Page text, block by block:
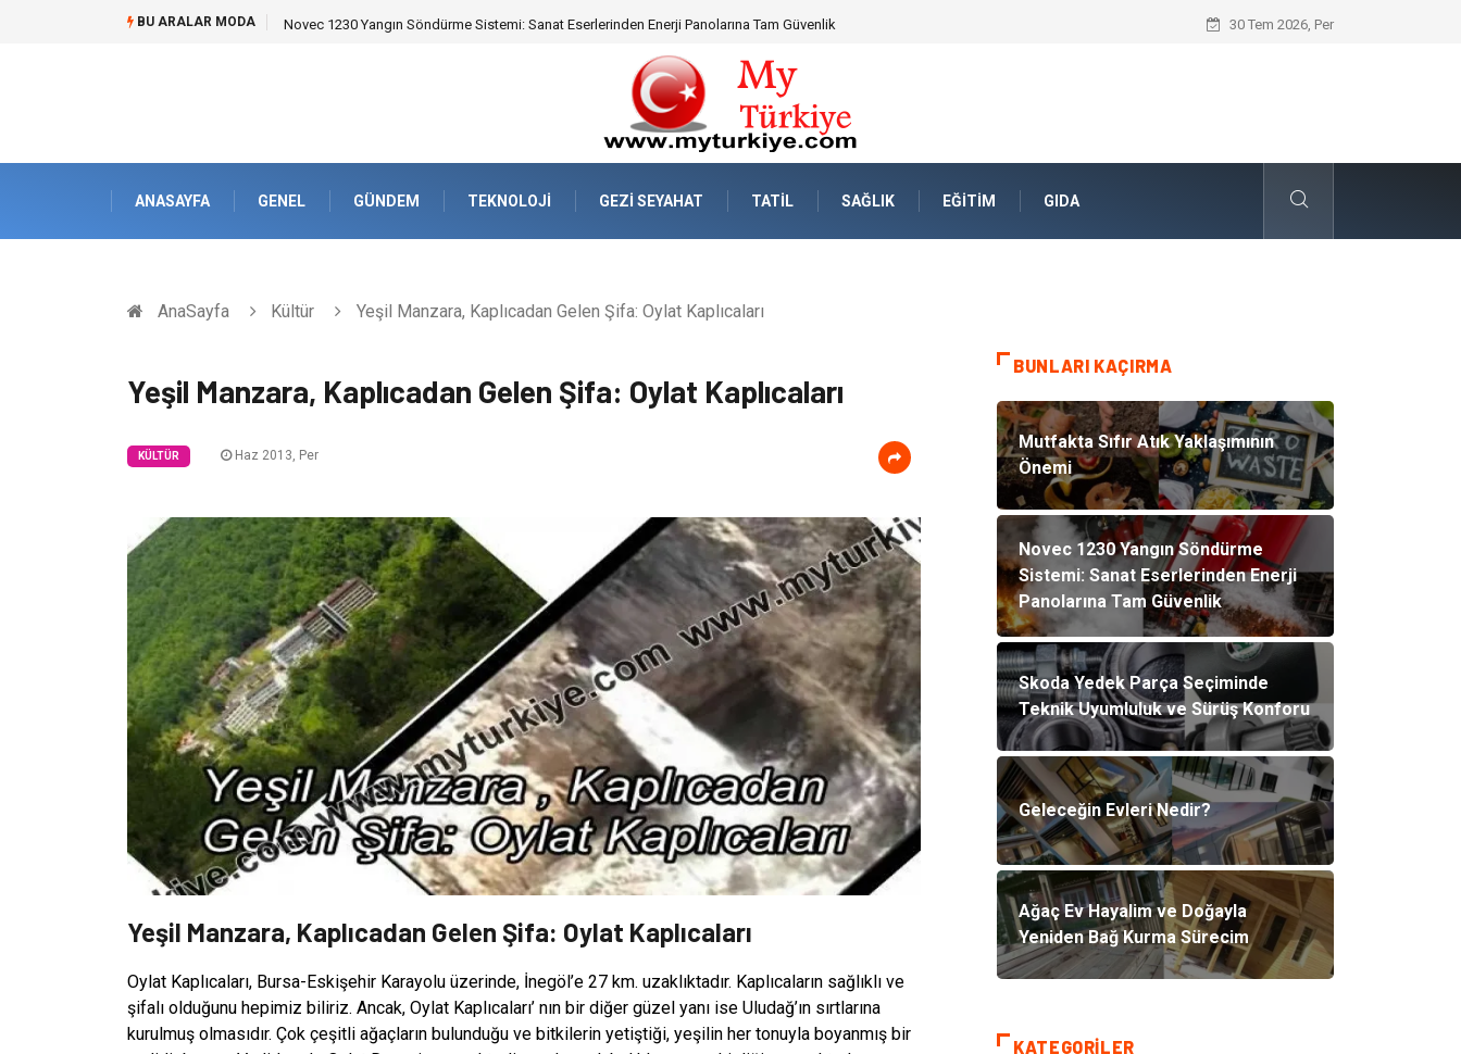
BU ARALAR MODA Novec 1230 Yangın Söndürme Sistemi: Sanat Eserlerinden Enerji Panolarına Tam Güvenlik Skoda Yedek Parça Seçiminde Teknik
30 Tem 2026, Per
ANASAYFA GENEL GÜNDEM TEKNOLOJI GEZI SEYAHAT TATIL SAĞLIK EĞITIM GIDA
AnaSayfa Kültür Yeşil Manzara, Kaplıcadan Gelen Şifa: Oylat Kaplıcaları
Yeşil Manzara, Kaplıcadan Gelen Şifa: Oylat Kaplıcaları
KÜLTÜR Haz 2013, Per
Yeşil Manzara, Kaplıcadan Gelen Şifa: Oylat Kaplıcaları
Oylat Kaplıcaları, Bursa-Eskişehir Karayolu üzerinde, İnegöl’e 27 km. uzaklıktadır. Kaplıcaların sağlıklı ve
şifalı olduğunu hepimiz biliriz. Ancak, Oylat Kaplıcaları’ nın bir diğer güzel yanı ise Uludağ’ın sırtlarına
kurulmuş olmasıdır. Çok çeşitli ağaçların bulunduğu ve bitkilerin yetiştiği, yeşilin her tonuyla boyanmış bir
BUNLARI KAÇIRMA
Mutfakta Sıfır Atık Yaklaşımının
Önemi
Novec 1230 Yangın Söndürme
Sistemi: Sanat Eserlerinden Enerji
Panolarına Tam Güvenlik
Skoda Yedek Parça Seçiminde
Teknik Uyumluluk ve Sürüş Konforu
Geleceğin Evleri Nedir?
Ağaç Ev Hayalim ve Doğayla
Yeniden Bağ Kurma Sürecim
KATEGORILER